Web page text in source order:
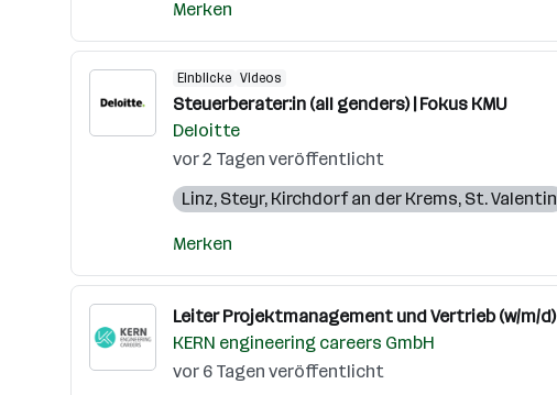
Merken
Einblicke Videos
Steuerberater:in (all genders) | Fokus KMU
Deloitte
vor 2 Tagen veröffentlicht
Linz, Steyr, Kirchdorf an der Krems, St. Valentin
Merken
Leiter Projektmanagement und Vertrieb (w/m/d)
KERN engineering careers GmbH
vor 6 Tagen veröffentlicht